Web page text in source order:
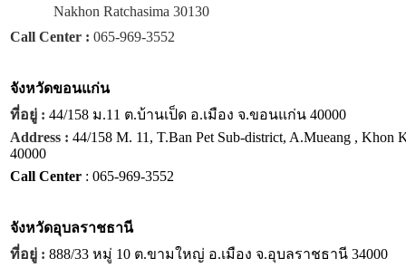
Nakhon Ratchasima 30130
Call Center : 065-969-3552
จังหวัดขอนแก่น
ที่อยู่ : 44/158 ม.11 ต.บ้านเป็ด อ.เมือง จ.ขอนแก่น 40000
Address : 44/158 M. 11, T.Ban Pet Sub-district, A.Mueang , Khon
40000
Call Center : 065-969-3552
จังหวัดอุบลราชธานี
ที่อยู่ : 888/33 หมู่ 10 ต.ขามใหญ่ อ.เมือง จ.อุบลราชธานี 34000